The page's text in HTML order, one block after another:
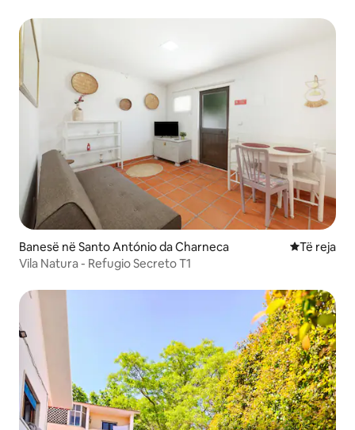
Banesë në Santo António da Charneca
Të reja
Vila Natura - Refugio Secreto T1